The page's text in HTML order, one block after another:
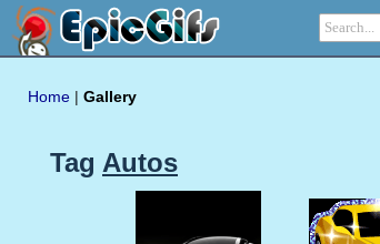
Home | Gallery
Tag Autos